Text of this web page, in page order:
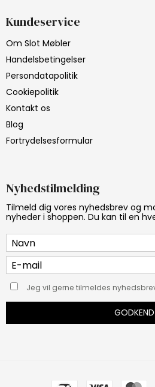
Kundeservice
Om Slot Møbler
Handelsbetingelser
Persondatapolitik
Cookiepolitik
Kontakt os
Blog
Fortrydelsesformular
Nyhedstilmelding
Tilmeld dig vores nyhedsbrev og
nyheder i shoppen. Du kan til en
Jeg vil gerne tilmeldes
GODKEND